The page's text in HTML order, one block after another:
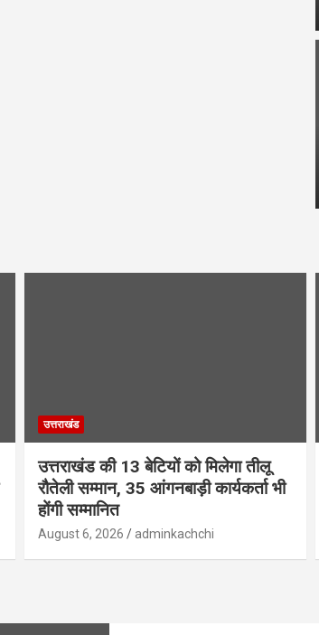
उत्तराखंड
उत्तराखंड की 13 बेटियों को मिलेगा तीलू
रौतेली सम्मान, 35 आंगनबाड़ी कार्यकर्ता भी
होंगी सम्मानित
August 6, 2026 adminkachchi